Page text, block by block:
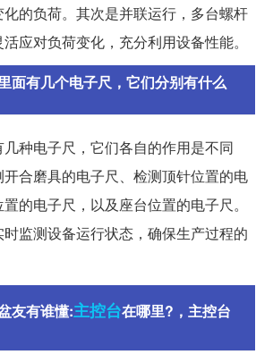
的负荷。其次是并联运行，多台螺杆
应对负荷变化，充分利用设备性能。
面有几个电子尺，它们分别有什么
种电子尺，它们各自的作用是不同
合磨具的电子尺、检测顶针位置的电
的电子尺，以及座台位置的电子尺。
监测设备运行状态，确保生产过程的
友有谁懂:主控台在哪里?，主控台